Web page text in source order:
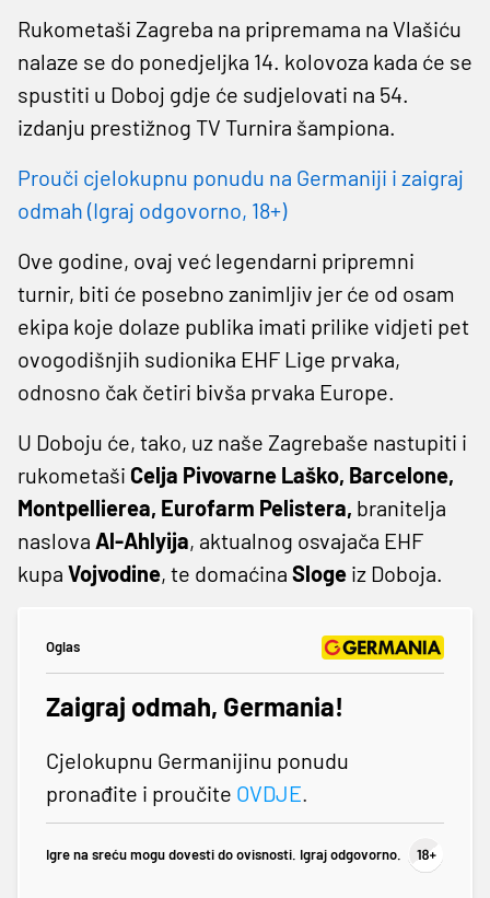
Rukometaši Zagreba na pripremama na Vlašiću
nalaze se do ponedjeljka 14. kolovoza kada će se
spustiti u Doboj gdje će sudjelovati na 54.
izdanju prestižnog TV Turnira šampiona.
Prouči cjelokupnu ponudu na Germaniji i zaigraj
odmah (Igraj odgovorno, 18+)
Ove godine, ovaj već legendarni pripremni
turnir, biti će posebno zanimljiv jer će od osam
ekipa koje dolaze publika imati prilike vidjeti pet
ovogodišnjih sudionika EHF Lige prvaka,
odnosno čak četiri bivša prvaka Europe.
U Doboju će, tako, uz naše Zagrebaše nastupiti i
rukometaši Celja Pivovarne Laško, Barcelone,
Montpellierea, Eurofarm Pelistera, branitelja
naslova Al-Ahlyija, aktualnog osvajača EHF
kupa Vojvodine, te domaćina Sloge iz Doboja.
Oglas
Zaigraj odmah, Germania!
Cjelokupnu Germanijinu ponudu
pronađite i proučite OVDJE.
Igre na sreću mogu dovesti do ovisnosti. Igraj odgovorno.